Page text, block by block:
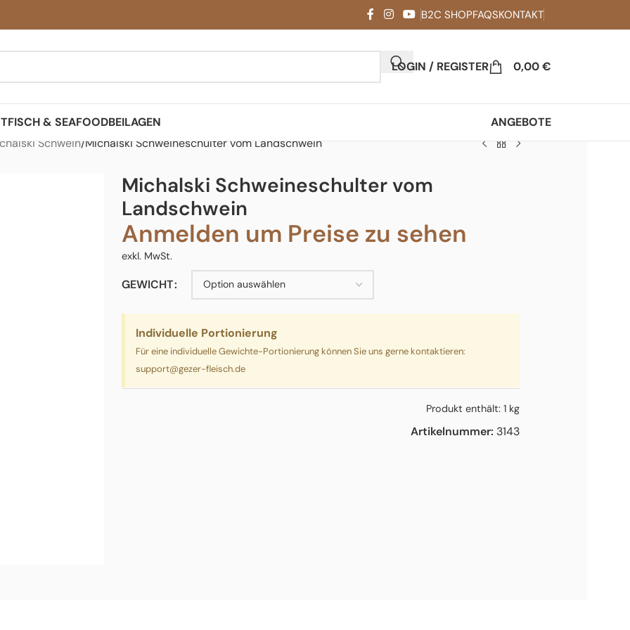
B2C SHOPFAQSKONTAKT
LOGIN / REGISTER 0,00€
FISCH & SEAFOODBEILAGEN
ANGEBOTE
Schwein Michalski Schweineschulter vom Landschwein
Michalski Schweineschulter vom
Landschwein
Anmelden um Preise zu sehen
exkl. MwSt.
GEWICHT
Individuelle Portionierung
Für eine individuelle Gewichte-Portionierung können Sie uns gerne kontaktieren:
support@gezer-fleisch.de
Produkt enthält: 1 kg
Artikelnummer: 3143